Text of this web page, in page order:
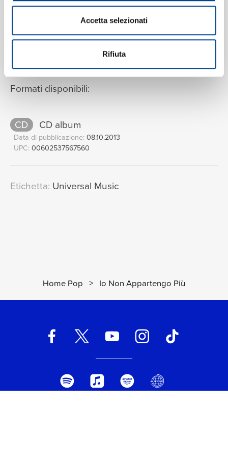
Accetta selezionati
Rifiuta
VEDI LA TRACKLIST COMPLETA
Formati disponibili:
CD CD album
Data di pubblicazione: 08.10.2013
UPC: 00602537567560
Etichetta: Universal Music
Home Pop > Io Non Appartengo Più